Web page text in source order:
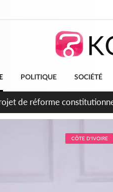
POLITIQUE SOCIÉTÉ
de réforme
CÔTE D'IVOIRE